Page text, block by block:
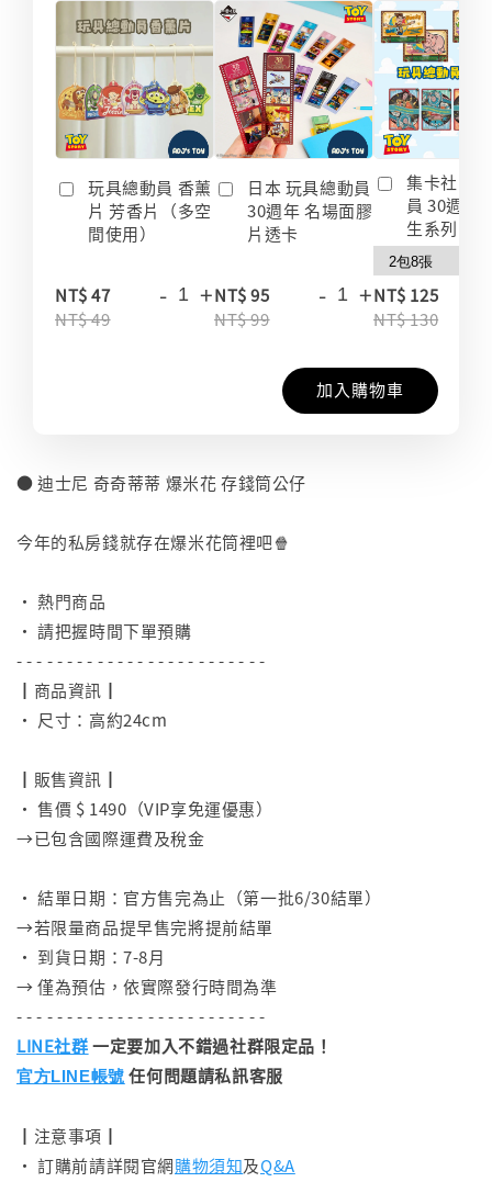
玩具總動員 香薰
片 芳香片（多空
間使用）
NT$ 47
NT$ 49
- +
日本 玩具總動員
30週年 名場面膠
片透卡
NT$ 95
NT$ 99
- +
集卡社 玩
員 30週年
生系列 收
NT$ 125
NT$ 130
加入購物車
● 迪士尼 奇奇蒂蒂 爆米花 存錢筒公仔
今年的私房錢就存在爆米花筒裡吧🍿
• 熱門商品
• 請把握時間下單預購
- - - - - - - - - - - - - - - - - - - - - - - - -
┃商品資訊┃
• 尺寸：高約24cm
┃販售資訊┃
• 售價 $ 1490（VIP享免運優惠）
→已包含國際運費及稅金
• 結單日期：官方售完為止（第一批6/30結單）
→若限量商品提早售完將提前結單
• 到貨日期：7-8月
→ 僅為預估，依實際發行時間為準
- - - - - - - - - - - - - - - - - - - - - - - - -
LINE社群一定要加入不錯過社群限定品！
官方LINE帳號 任何問題請私訊客服
┃注意事項┃
• 訂購前請詳閱官網購物須知及Q&A